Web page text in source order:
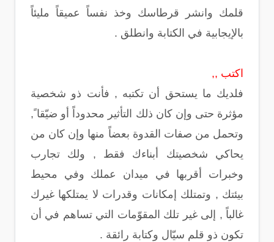
قلمك وانشر قرطاسك وخذ نفساً عميقاً مليئاً
بالإيجابية في الكتابة وانطلق .
اكتب ,,
فلديك ما يستحق أن تكتبه , فأنت ذو شخصية
مؤثرة حتى وإن كان ذلك التأثير محدوداً أو ضيّقا ً,
وتحمل من صفات القدوة بعضاً منها وإن كان من
يحاكي شخصيتك أبناءك فقط , ولك تجارب
وخبرات أقربها في ميدان عملك وفي محيط
بيئتك , وتمتلك إمكانات وقدرات لا يمتلكها غيرك
غالباً , إلى غير تلك المقوّمات التي تساهم في أن
تكون ذو قلم سيّال وكتابة رائقة .